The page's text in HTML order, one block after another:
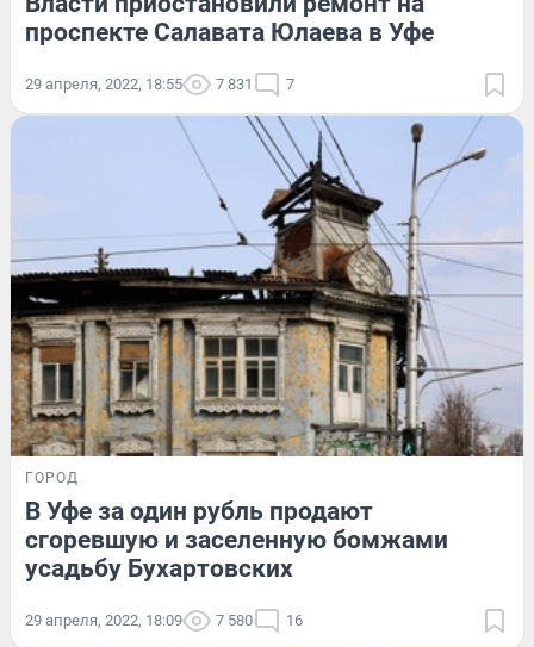
проспекте Салавата Юлаева в Уфе
29 апреля, 2022, 18:55 7 831 7
ГОРОД
В Уфе за один рубль продают
сгоревшую и заселенную бомжами
усадьбу Бухартовских
29 апреля, 2022, 18:09 7 580 16